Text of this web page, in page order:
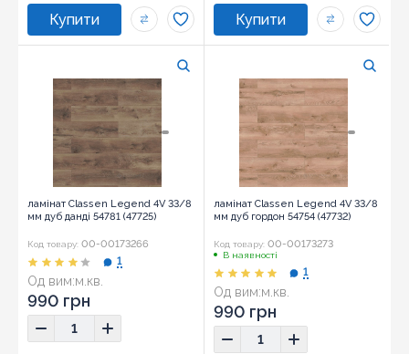
ламінат Classen Legend 4V 33/8
мм дуб данді 54781 (47725)
Код товару: 00-00173266
Од вим:м.кв.
1
990 грн
ламінат Classen Legend 4V 33/8
мм дуб гордон 54754 (47732)
Код товару: 00-00173273
В наявності
Од вим:м.кв.
1
990 грн